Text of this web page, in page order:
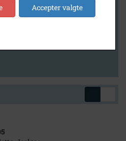
Accepter valgte